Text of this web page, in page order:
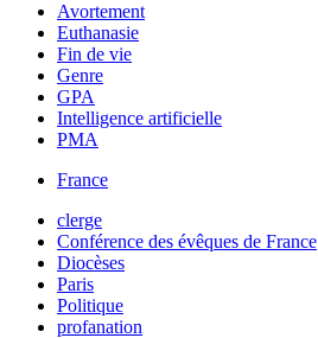
Avortement
Euthanasie
Fin de vie
Genre
GPA
Intelligence artificielle
PMA
France
clerge
Conférence des évêques de France
Diocèses
Paris
Politique
profanation